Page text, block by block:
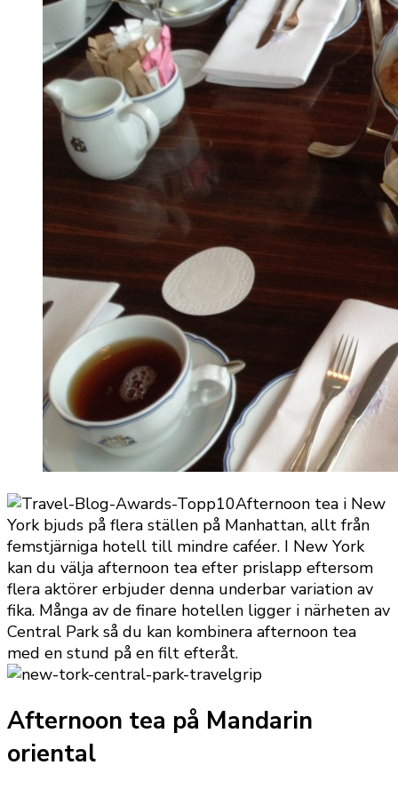
Afternoon tea i New
York bjuds på flera ställen på Manhattan, allt från
femstjärniga hotell till mindre caféer. I New York
kan du välja afternoon tea efter prislapp eftersom
flera aktörer erbjuder denna underbar variation av
fika. Många av de finare hotellen ligger i närheten av
Central Park så du kan kombinera afternoon tea
med en stund på en filt efteråt.
Afternoon tea på Mandarin
oriental